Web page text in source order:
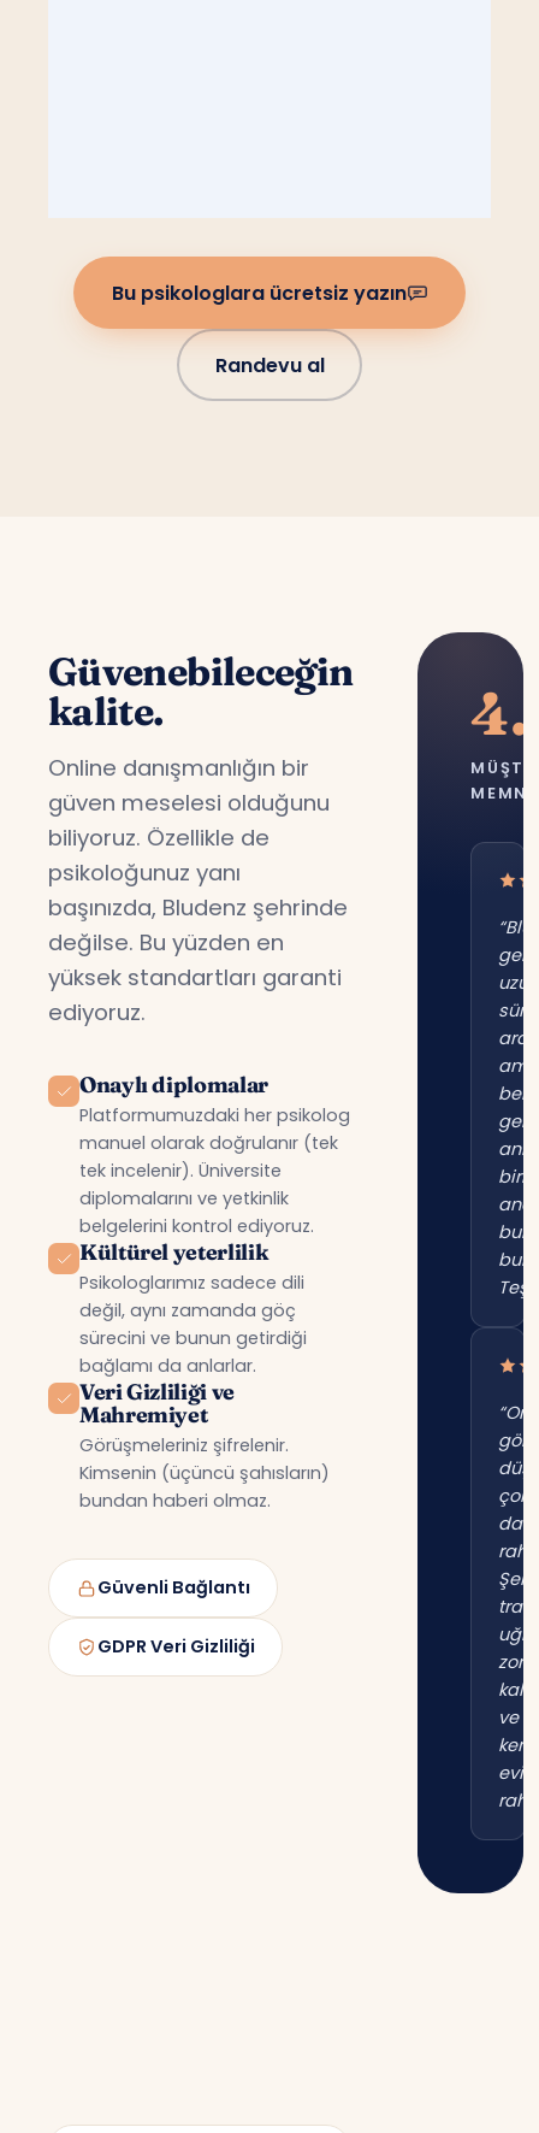
Bu psikologlara ücretsiz yazın
Randevu al
Güvenebileceğin
kalite.
Online danışmanlığın bir
güven meselesi olduğunu
biliyoruz. Özellikle de
psikoloğunuz yanı
başınızda, Bludenz şehrinde
değilse. Bu yüzden en
yüksek standartları garanti
ediyoruz.
Onaylı diplomalar
Platformumuzdaki her psikolog
manuel olarak doğrulanır (tek
tek incelenir). Üniversite
diplomalarını ve yetkinlik
belgelerini kontrol ediyoruz.
Kültürel yeterlilik
Psikologlarımız sadece dili
değil, aynı zamanda göç
sürecini ve bunun getirdiği
bağlamı da anlarlar.
Veri Gizliliği ve
Mahremiyet
Görüşmeleriniz şifrelenir.
Kimsenin (üçüncü şahısların)
bundan haberi olmaz.
Güvenli Bağlantı
GDPR Veri Gizliliği
uzun
süre
beni
çok
ve